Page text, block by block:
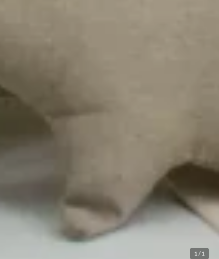
1/1